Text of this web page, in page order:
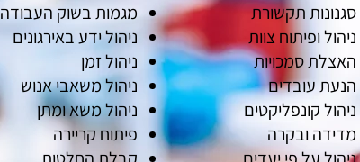
מגמות בשוק העבודה
ניהול ידע באירגונים
ניהול זמן
ניהול משאבי אנוש
ניהול משא ומתן
פיתוח קריירה
סגנונות תקשורת
ניהול ופיתוח צוות
האצלת סמכויות
הנעת עובדים
ניהול קונפליקטים
מדידה ובקרה